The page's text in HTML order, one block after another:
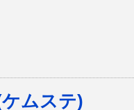
ムステ)